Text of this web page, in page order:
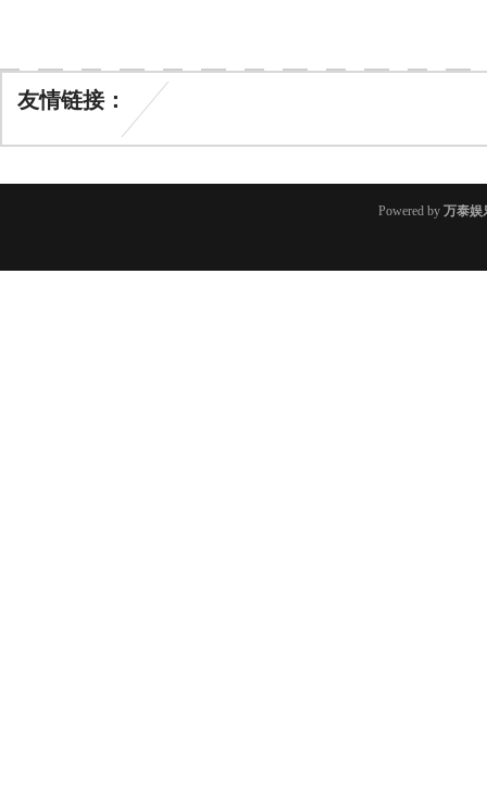
友情链接：
Powered by 万泰娱